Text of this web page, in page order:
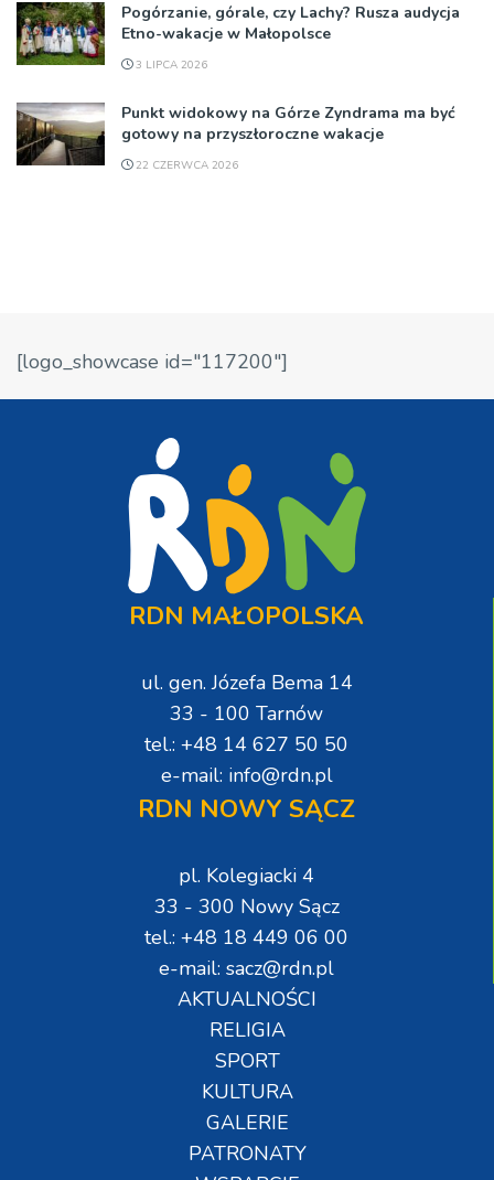
Pogórzanie, górale, czy Lachy? Rusza audycja
Etno-wakacje w Małopolsce
3 LIPCA 2026
Punkt widokowy na Górze Zyndrama ma być
gotowy na przyszłoroczne wakacje
22 CZERWCA 2026
[logo_showcase id="117200"]
RDN MAŁOPOLSKA
ul. gen. Józefa Bema 14
33 - 100 Tarnów
tel.: +48 14 627 50 50
e-mail: info@rdn.pl
RDN NOWY SĄCZ
pl. Kolegiacki 4
33 - 300 Nowy Sącz
tel.: +48 18 449 06 00
e-mail: sacz@rdn.pl
AKTUALNOŚCI
RELIGIA
SPORT
KULTURA
GALERIE
PATRONATY